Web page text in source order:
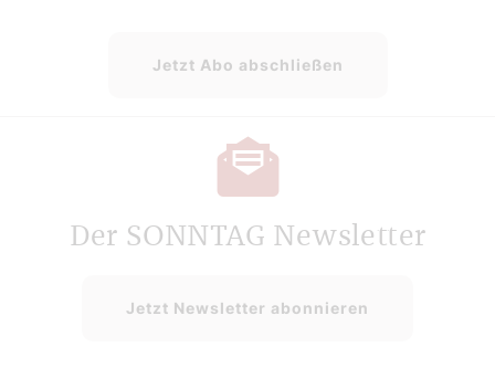
Jetzt Abo abschließen
Der SONNTAG Newsletter
Jetzt Newsletter abonnieren